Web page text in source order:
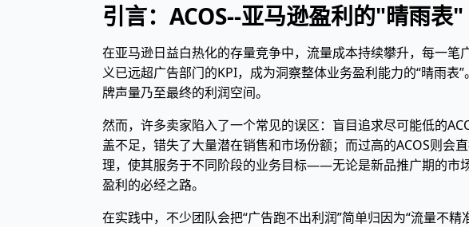
引言：ACOS--亚马逊盈利的"晴雨表"
在亚马逊日益白热化的存量竞争中，流量成本持续攀升，每一
义已远超广告部门的KPI，成为洞察整体业务盈利能力的“晴雨
牌声量乃至最终的利润空间。
然而，许多卖家陷入了一个常见的误区：盲目追求尽可能低的
盖不足，错失了大量潜在销售和市场份额；而过高的ACOS则会
理，使其服务于不同阶段的业务目标——无论是新品推广期的市
盈利的必经之路。
在实践中，不少团队会把“广告跑不出利润”简单归因为“流量不